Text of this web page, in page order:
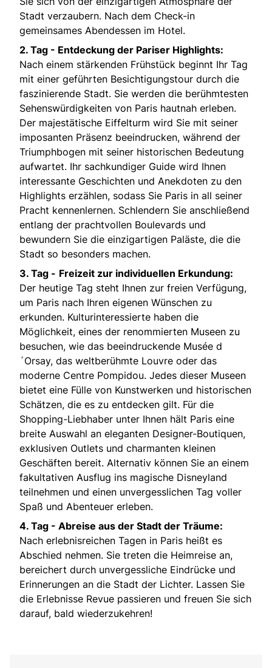
Stadt verzaubern. Nach dem Check-in
gemeinsames Abendessen im Hotel.
2. Tag - Entdeckung der Pariser Highlights:
Nach einem stärkenden Frühstück beginnt Ihr Tag
mit einer geführten Besichtigungstour durch die
faszinierende Stadt. Sie werden die berühmtesten
Sehenswürdigkeiten von Paris hautnah erleben.
Der majestätische Eiffelturm wird Sie mit seiner
imposanten Präsenz beeindrucken, während der
Triumphbogen mit seiner historischen Bedeutung
aufwartet. Ihr sachkundiger Guide wird Ihnen
interessante Geschichten und Anekdoten zu den
Highlights erzählen, sodass Sie Paris in all seiner
Pracht kennenlernen. Schlendern Sie anschließend
entlang der prachtvollen Boulevards und
bewundern Sie die einzigartigen Paläste, die die
Stadt so besonders machen.
3. Tag - Freizeit zur individuellen Erkundung:
Der heutige Tag steht Ihnen zur freien Verfügung,
um Paris nach Ihren eigenen Wünschen zu
erkunden. Kulturinteressierte haben die
Möglichkeit, eines der renommierten Museen zu
besuchen, wie das beeindruckende Musée d
´Orsay, das weltberühmte Louvre oder das
moderne Centre Pompidou. Jedes dieser Museen
bietet eine Fülle von Kunstwerken und historischen
Schätzen, die es zu entdecken gilt. Für die
Shopping-Liebhaber unter Ihnen hält Paris eine
breite Auswahl an eleganten Designer-Boutiquen,
exklusiven Outlets und charmanten kleinen
Geschäften bereit. Alternativ können Sie an einem
fakultativen Ausflug ins magische Disneyland
teilnehmen und einen unvergesslichen Tag voller
Spaß und Abenteuer erleben.
4. Tag - Abreise aus der Stadt der Träume:
Nach erlebnisreichen Tagen in Paris heißt es
Abschied nehmen. Sie treten die Heimreise an,
bereichert durch unvergessliche Eindrücke und
Erinnerungen an die Stadt der Lichter. Lassen Sie
die Erlebnisse Revue passieren und freuen Sie sich
darauf, bald wiederzukehren!